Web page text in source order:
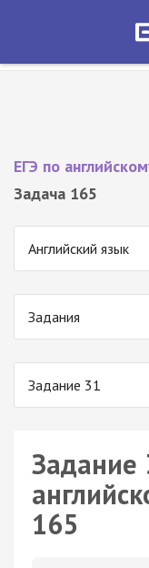
Экзамер
ЕГЭ по
Задача 165
Английский язык
Задания
Задание 31
Задание
165